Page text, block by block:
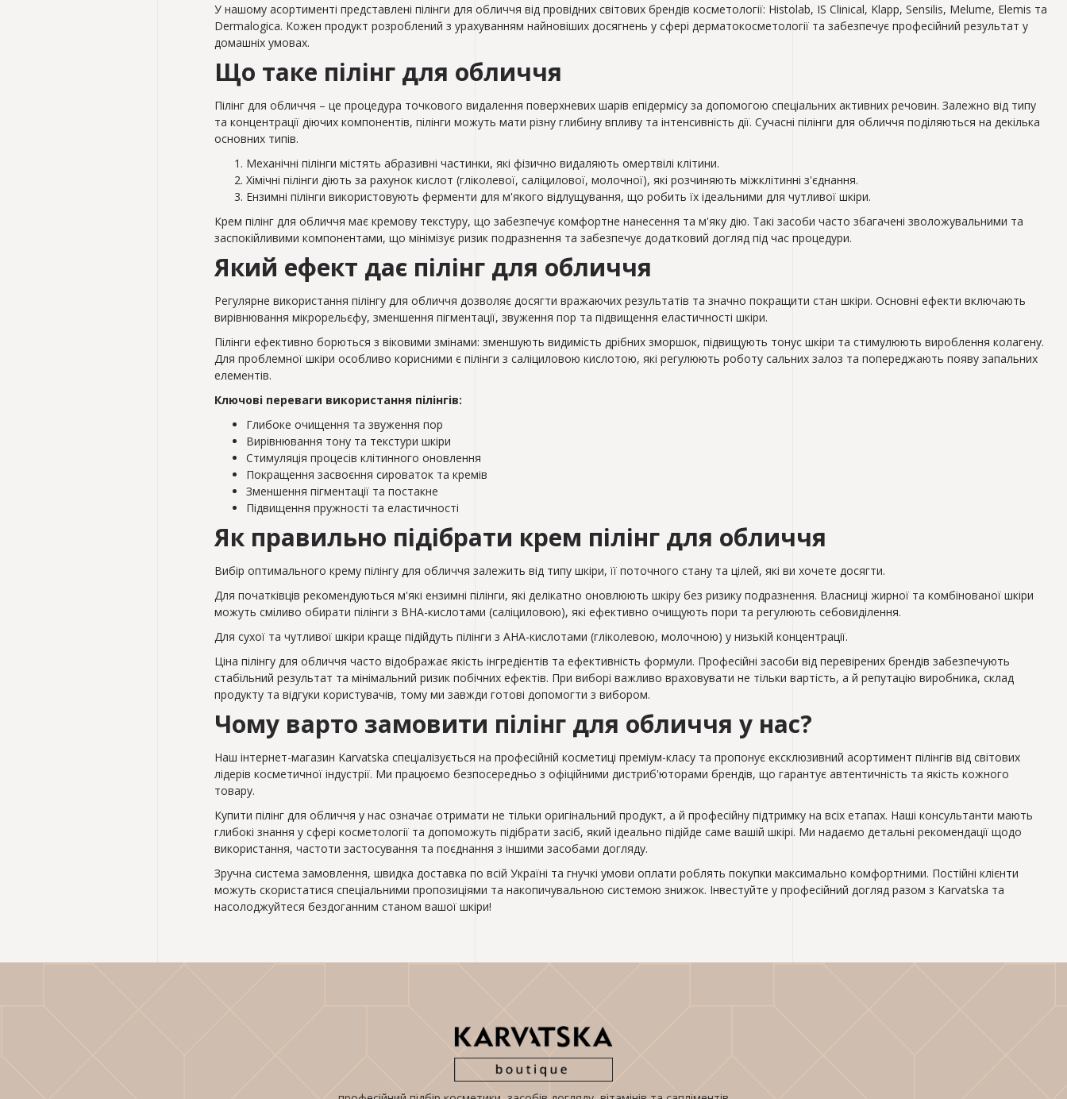
У нашому асортименті представлені пілінги для обличчя від провідних світових брендів косметології: Histolab, IS Clinical, Klapp, Sensilis, Melume, Elemis та
Dermalogica. Кожен продукт розроблений з урахуванням найновіших досягнень у сфері дерматокосметології та забезпечує професійний результат у
домашніх умовах.
Що таке пілінг для обличчя
Пілінг для обличчя – це процедура точкового видалення поверхневих шарів епідермісу за допомогою спеціальних активних речовин. Залежно від типу
та концентрації діючих компонентів, пілінги можуть мати різну глибину впливу та інтенсивність дії. Сучасні пілінги для обличчя поділяються на декілька
основних типів.
Механічні пілінги містять абразивні частинки, які фізично видаляють омертвілі клітини.
Хімічні пілінги діють за рахунок кислот (гліколевої, саліцилової, молочної), які розчиняють міжклітинні з'єднання.
Ензимні пілінги використовують ферменти для м'якого відлущування, що робить їх ідеальними для чутливої шкіри.
Крем пілінг для обличчя має кремову текстуру, що забезпечує комфортне нанесення та м'яку дію. Такі засоби часто збагачені зволожувальними та
заспокійливими компонентами, що мінімізує ризик подразнення та забезпечує додатковий догляд під час процедури.
Який ефект дає пілінг для обличчя
Регулярне використання пілінгу для обличчя дозволяє досягти вражаючих результатів та значно покращити стан шкіри. Основні ефекти включають
вирівнювання мікрорельєфу, зменшення пігментації, звуження пор та підвищення еластичності шкіри.
Пілінги ефективно борються з віковими змінами: зменшують видимість дрібних зморшок, підвищують тонус шкіри та стимулюють вироблення колагену.
Для проблемної шкіри особливо корисними є пілінги з саліциловою кислотою, які регулюють роботу сальних залоз та попереджають появу запальних
елементів.
Ключові переваги використання пілінгів:
Глибоке очищення та звуження пор
Вирівнювання тону та текстури шкіри
Стимуляція процесів клітинного оновлення
Покращення засвоєння сироваток та кремів
Зменшення пігментації та постакне
Підвищення пружності та еластичності
Як правильно підібрати крем пілінг для обличчя
Вибір оптимального крему пілінгу для обличчя залежить від типу шкіри, її поточного стану та цілей, які ви хочете досягти.
Для початківців рекомендуються м'які ензимні пілінги, які делікатно оновлюють шкіру без ризику подразнення. Власниці жирної та комбінованої шкіри
можуть сміливо обирати пілінги з BHA-кислотами (саліциловою), які ефективно очищують пори та регулюють себовиділення.
Для сухої та чутливої шкіри краще підійдуть пілінги з AHA-кислотами (гліколевою, молочною) у низькій концентрації.
Ціна пілінгу для обличчя часто відображає якість інгредієнтів та ефективність формули. Професійні засоби від перевірених брендів забезпечують
стабільний результат та мінімальний ризик побічних ефектів. При виборі важливо враховувати не тільки вартість, а й репутацію виробника, склад
продукту та відгуки користувачів, тому ми завжди готові допомогти з вибором.
Чому варто замовити пілінг для обличчя у нас?
Наш інтернет-магазин Karvatska спеціалізується на професійній косметиці преміум-класу та пропонує ексклюзивний асортимент пілінгів від світових
лідерів косметичної індустрії. Ми працюємо безпосередньо з офіційними дистриб'юторами брендів, що гарантує автентичність та якість кожного
товару.
Купити пілінг для обличчя у нас означає отримати не тільки оригінальний продукт, а й професійну підтримку на всіх етапах. Наші консультанти мають
глибокі знання у сфері косметології та допоможуть підібрати засіб, який ідеально підійде саме вашій шкірі. Ми надаємо детальні рекомендації щодо
використання, частоти застосування та поєднання з іншими засобами догляду.
Зручна система замовлення, швидка доставка по всій Україні та гнучкі умови оплати роблять покупки максимально комфортними. Постійні клієнти
можуть скористатися спеціальними пропозиціями та накопичувальною системою знижок. Інвестуйте у професійний догляд разом з Karvatska та
насолоджуйтеся бездоганним станом вашої шкіри!